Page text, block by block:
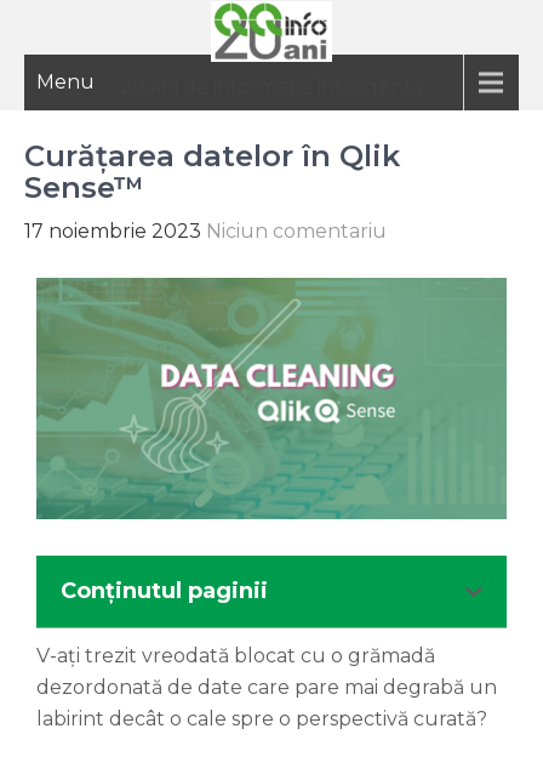
Menu
Curățarea datelor în Qlik
Sense™
17 noiembrie 2023 Niciun comentariu
Conținutul paginii
V-ați trezit vreodată blocat cu o grămadă
dezordonată de date care pare mai degrabă un
labirint decât o cale spre o perspectivă curată?